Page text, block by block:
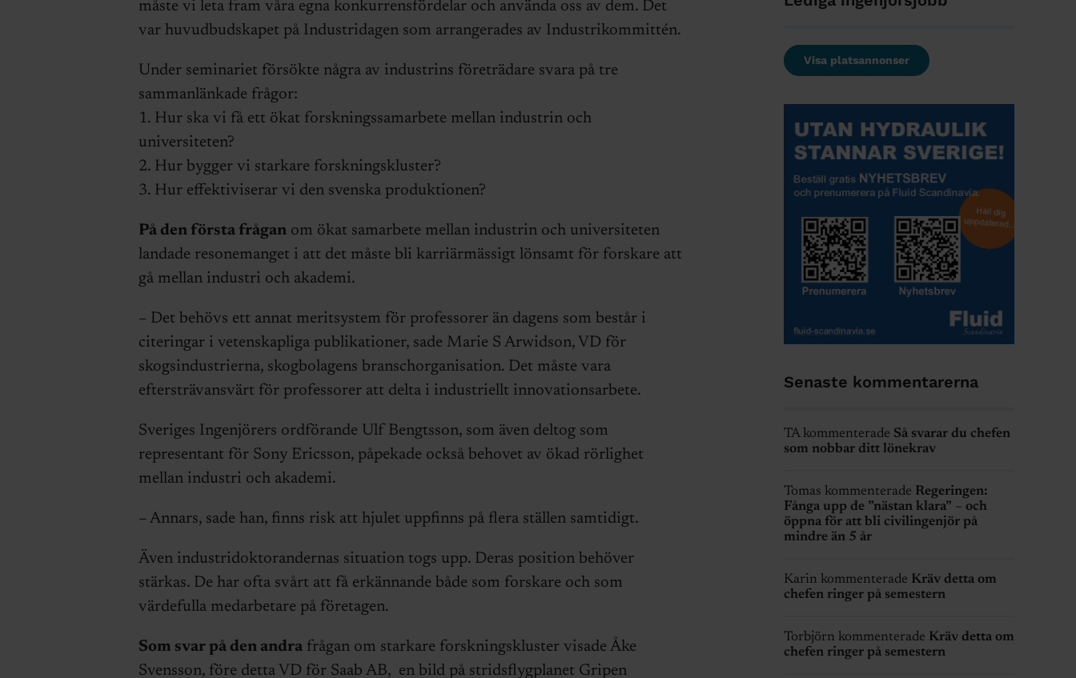
måste vi leta fram våra egna konkurrensfördelar och använda oss av dem. Det
var huvudbudskapet på Industridagen som arrangerades av Industrikommittén.
Under seminariet försökte några av industrins företrädare svara på tre
sammanlänkade frågor:
1. Hur ska vi få ett ökat forskningssamarbete mellan industrin och
universiteten?
2. Hur bygger vi starkare forskningskluster?
3. Hur effektiviserar vi den svenska produktionen?
På den första fråganom ökat samarbete mellan industrin och universiteten
landade resonemanget i att det måste bli karriärmässigt lönsamt för forskare att
gå mellan industri och akademi.
– Det behövs ett annat meritsystem för professorer än dagens som består i
citeringar i vetenskapliga publikationer, sade Marie S Arwidson, VD för
skogsindustrierna, skogbolagens branschorganisation. Det måste vara
eftersträvansvärt för professorer att delta i industriellt innovationsarbete.
Sveriges Ingenjörers ordförande Ulf Bengtsson, som även deltog som
representant för Sony Ericsson, påpekade också behovet av ökad rörlighet
mellan industri och akademi.
– Annars, sade han, finns risk att hjulet uppfinns på flera ställen samtidigt.
Även industridoktorandernas situation togs upp. Deras position behöver
stärkas. De har ofta svårt att få erkännande både som forskare och som
värdefulla medarbetare på företagen.
Som svar på den andrafrågan om starkare forskningskluster visade Åke
Svensson, före detta VD för Saab AB, en bild på stridsflygplanet Gripen
Visa platsannonser
Senaste kommentarerna
TA kommenterade Så svarar du chefen
som nobbar ditt lönekrav
Tomas kommenterade Regeringen:
Fånga upp de ”nästan klara” – och
öppna för att bli civilingenjör på
mindre än 5 år
Karin kommenterade Kräv detta om
chefen ringer på semestern
Torbjörn kommenterade Kräv detta om
chefen ringer på semestern